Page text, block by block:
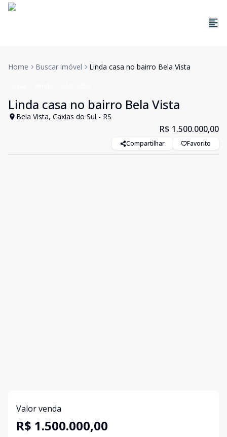
Home Buscar imóvel Linda casa no bairro Bela Vista
Linda casa no bairro Bela Vista
Bela Vista, Caxias do Sul - RS
R$ 1.500.000,00
Compartilhar Favorito
Valor venda
R$ 1.500.000,00